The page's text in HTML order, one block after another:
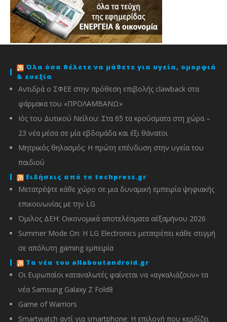
Όλα όσα θέλετε να μάθετε για υγεία, ομορφιά
& ευεξία
Αντιδρά ο ΣΦΕΕ στην πρόθεση επιβολής clawback στα
φάρμακα του «ΠΡΟΛΑΜΒΑΝΩ»
Ιός του Δυτικού Νείλου: Στα 65 τα κρούσματα στη χώρα –
23 νέα μέσα σε μία εβδομάδα και έξι θάνατοι
Μητρικός θηλασμός: Η πρώτη επένδυση στην υγεία του
παιδιού
Ειδήσεις από το techpress.gr
Μετατρέψτε κάθε χώρο σε μια δυναμική εμπειρία ψηφιακής
επικοινωνίας με την LG
Όμιλος ΔΕΗ: Οικονομικά αποτελέσματα α΄εξαμήνου 2026
Summer Mode On: Η LG Electronics μετατρέπει κάθε στιγμή
σε απόλυτη gaming εμπειρία
Τα νέα του allaboutandroid.gr
Οι Ευρωπαίοι καταναλωτές φαίνεται να «αγκαλιάζουν» τα
νέα Samsung Galaxy Z Fold8
Game of Warriors
Smartwatch αντί για smartphone: Η επιλογή που κερδίζει